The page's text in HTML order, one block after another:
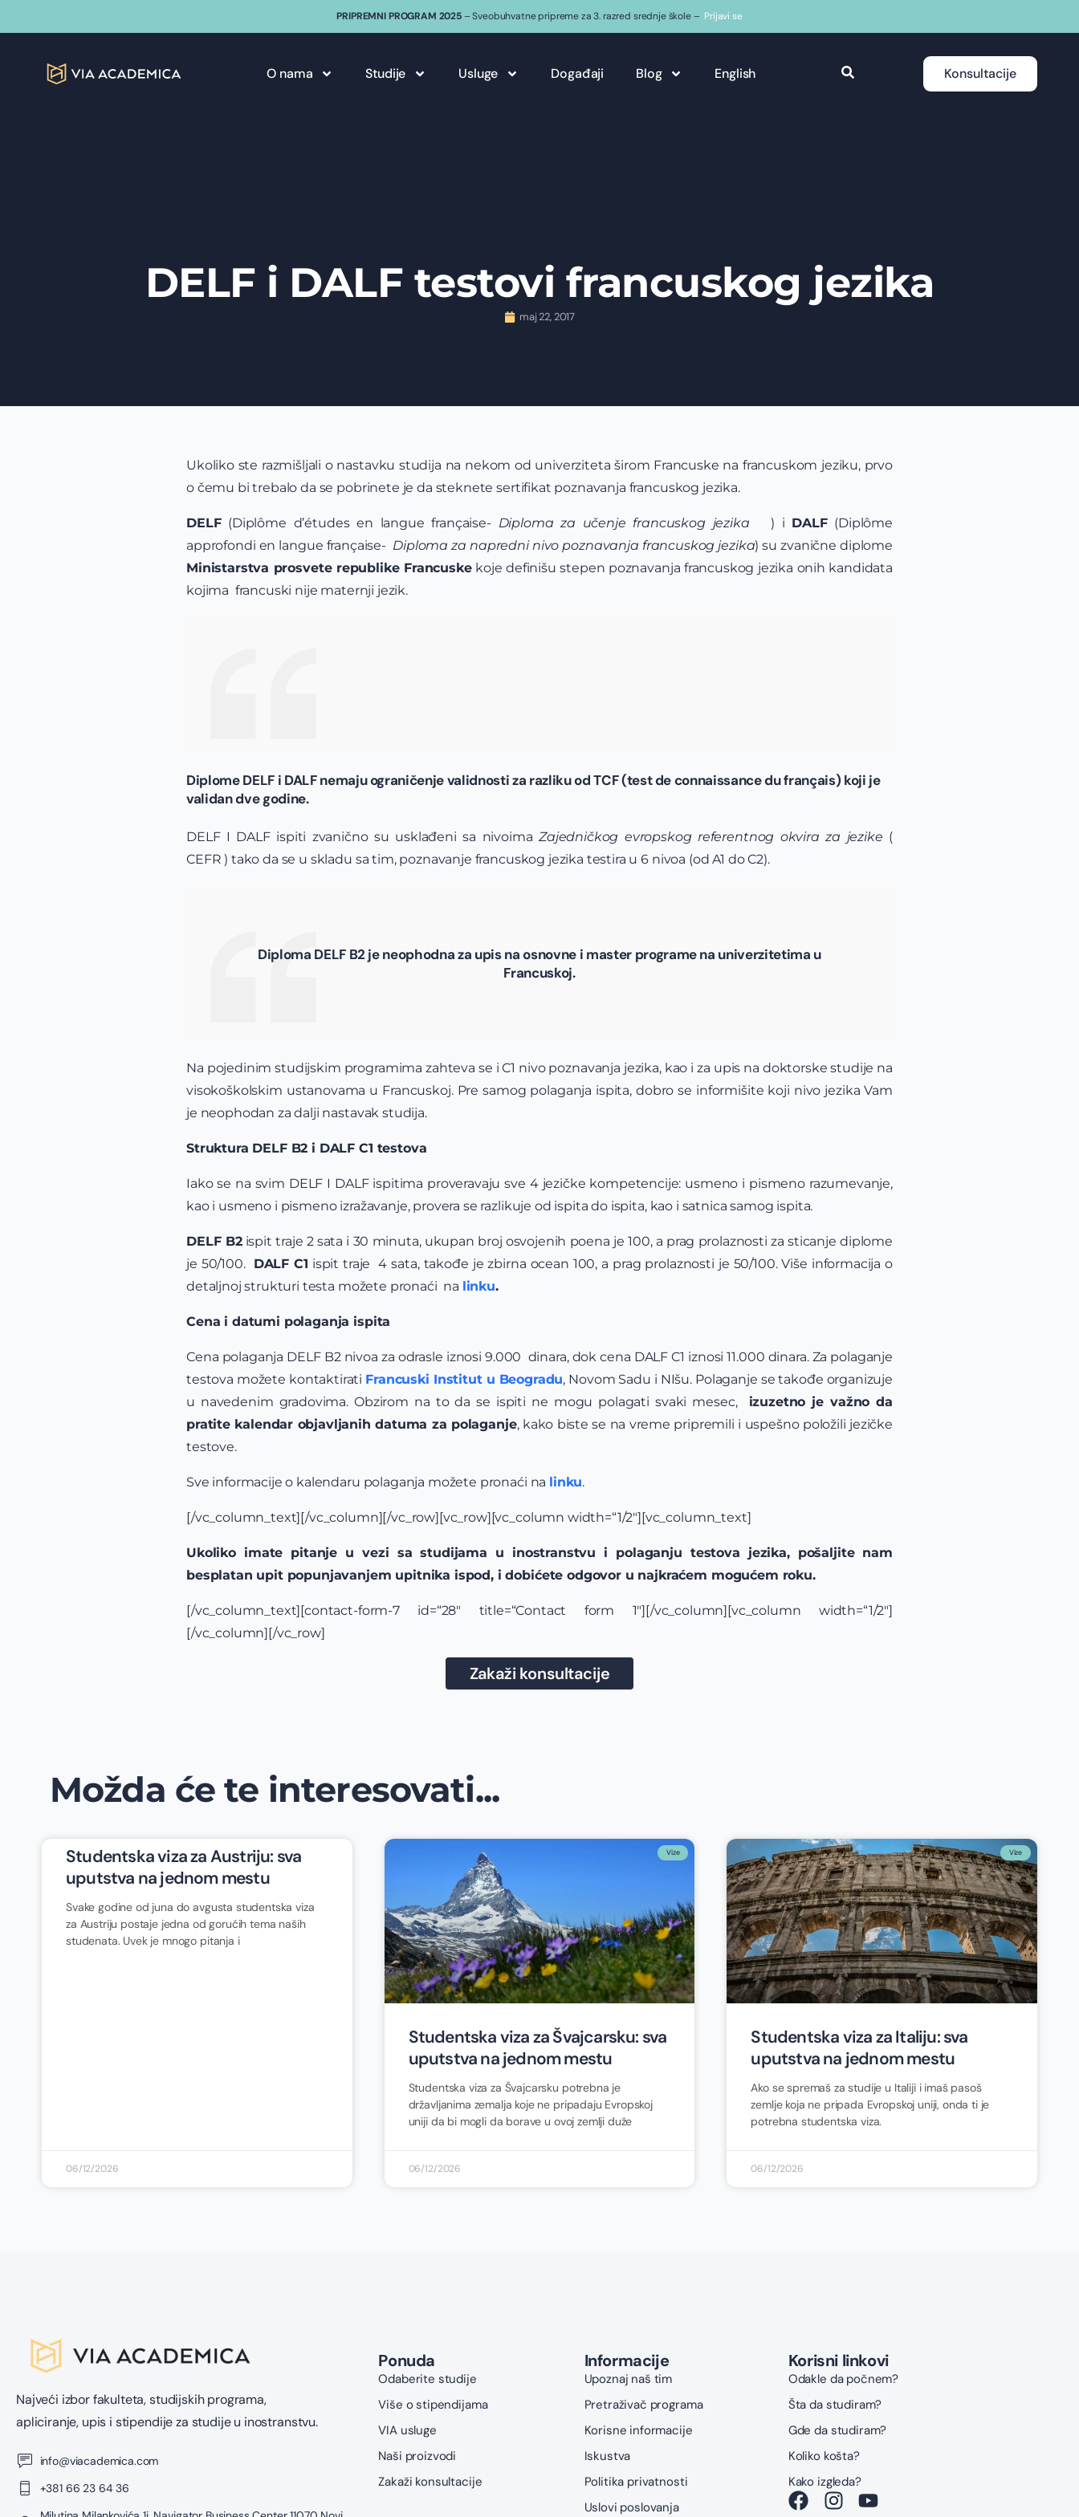
PRIPREMNI PROGRAM 2025– Sveobuhvatne pripreme za 3. razred srednje škole – Prijavi se
O nama Studije Usluge Događaji Blog English Konsultacije
DELF i DALF testovi francuskog jezika
maj 22, 2017
Ukoliko ste razmišljali o nastavku studija na nekom od univerziteta širom Francuske na francuskom jeziku, prvo
o čemu bi trebalo da se pobrinete je da steknete sertifikat poznavanja francuskog jezika.
DELF(Diplôme d’études en langue française- Diploma za učenje francuskog jezika ) i DALF(Diplôme
approfondi en langue française- Diploma za napredni nivo poznavanja francuskog jezika) su zvanične diplome
Ministarstva prosvete republike Francuskekoje definišu stepen poznavanja francuskog jezika onih kandidata
kojima francuski nije maternji jezik.
Diplome DELF i DALF nemaju ograničenje validnosti za razliku od TCF (test de connaissance du français) koji je
validan dve godine.
DELF I DALF ispiti zvanično su usklađeni sa nivoimaZajedničkog evropskog referentnog okvira za jezike (
CEFR ) tako da se u skladu sa tim, poznavanje francuskog jezika testira u 6 nivoa (od A1 do C2).
Diploma DELF B2 je neophodna za upis na osnovne i master programe na univerzitetima u
Francuskoj.
Na pojedinim studijskim programima zahteva se i C1 nivo poznavanja jezika, kao i za upis na doktorske studije na
visokoškolskim ustanovama u Francuskoj. Pre samog polaganja ispita, dobro se informišite koji nivo jezika Vam
je neophodan za dalji nastavak studija.
Struktura DELF B2 i DALF C1 testova
Iako se na svim DELF I DALF ispitima proveravaju sve 4 jezičke kompetencije: usmeno i pismeno razumevanje,
kao i usmeno i pismeno izražavanje, provera se razlikuje od ispita do ispita, kao i satnica samog ispita.
DELF B2ispit traje 2 sata i 30 minuta, ukupan broj osvojenih poena je 100, a prag prolaznosti za sticanje diplome
je 50/100. DALF C1 ispit traje 4 sata, takođe je zbirna ocean 100, a prag prolaznosti je 50/100. Više informacija o
detaljnoj strukturi testa možete pronaći na linku.
Cena i datumi polaganja ispita
Cena polaganja DELF B2 nivoa za odrasle iznosi 9.000 dinara, dok cena DALF C1 iznosi 11.000 dinara. Za polaganje
testova možete kontaktirati Francuski Institut u Beogradu, Novom Sadu i NIšu. Polaganje se takođe organizuje
u navedenim gradovima. Obzirom na to da se ispiti ne mogu polagati svaki mesec, izuzetno je važno da
pratite kalendar objavljanih datuma za polaganje, kako biste se na vreme pripremili i uspešno položili jezičke
testove.
Sve informacije o kalendaru polaganja možete pronaći na linku.
[/vc_column_text][/vc_column][/vc_row][vc_row][vc_column width=“1/2″][vc_column_text]
Ukoliko imate pitanje u vezi sa studijama u inostranstvu i polaganju testova jezika, pošaljite nam
besplatan upit popunjavanjem upitnika ispod, i dobićete odgovor u najkraćem mogućem roku.
[/vc_column_text][contact-form-7 id=“28″ title=“Contact form 1″][/vc_column][vc_column width=“1/2″]
[/vc_column][/vc_row]
Zakaži konsultacije
Možda će te interesovati...
Studentska viza za Austriju: sva
uputstva na jednom mestu
Svake godine od juna do avgusta studentska viza
za Austriju postaje jedna od gorućih tema naših
studenata. Uvek je mnogo pitanja i
06/12/2026
Vize
Studentska viza za Švajcarsku: sva
uputstva na jednom mestu
Studentska viza za Švajcarsku potrebna je
državljanima zemalja koje ne pripadaju Evropskoj
uniji da bi mogli da borave u ovoj zemlji duže
06/12/2026
Vize
Studentska viza za Italiju: sva
uputstva na jednom mestu
Ako se spremaš za studije u Italiji i imaš pasoš
zemlje koja ne pripada Evropskoj uniji, onda ti je
potrebna studentska viza.
06/12/2026
Najveći izbor fakulteta, studijskih programa,
apliciranje, upis i stipendije za studije u inostranstvu.
info@viacademica.com
+381 66 23 64 36
Ponuda
Odaberite studije
Više o stipendijama
VIA usluge
Naši proizvodi
Zakaži konsultacije
Informacije
Upoznaj naš tim
Pretraživač programa
Korisne informacije
Iskustva
Politika privatnosti
Uslovi poslovanja
Korisni linkovi
Odakle da počnem?
Šta da studiram?
Gde da studiram?
Koliko košta?
Kako izgleda?